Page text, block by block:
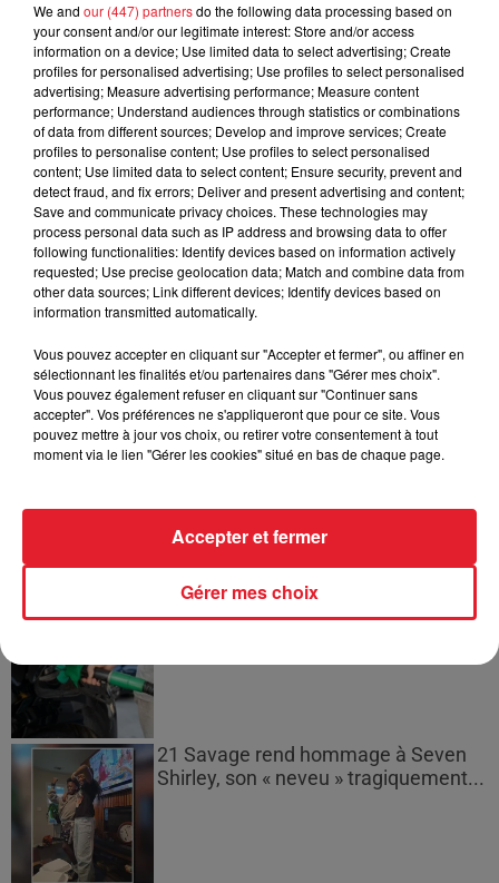
Cassie met fin à une ex-escorte
masculine dans sa bataille...
Des vitres tombent de la tour
Montparnasse : des désaccords
entre...
Incendies en Gironde : encore
l'extinction...
Bouches-du-Rhône : les ossements
Les prix des carburants explosent :
21 Savage rend hommage à Seven
Shirley, son « neveu » tragiquement...
We and our (447) partnersdo the following data processing based on
your consent and/or our legitimate interest: Store and/or access
information on a device; Use limited data to select advertising; Create
profiles for personalised advertising; Use profiles to select personalised
advertising; Measure advertising performance; Measure content
performance; Understand audiences through statistics or combinations
of data from different sources; Develop and improve services; Create
profiles to personalise content; Use profiles to select personalised
content; Use limited data to select content; Ensure security, prevent and
detect fraud, and fix errors; Deliver and present advertising and content;
Save and communicate privacy choices. These technologies may
process personal data such as IP address and browsing data to offer
following functionalities: Identify devices based on information actively
requested; Use precise geolocation data; Match and combine data from
other data sources; Link different devices; Identify devices based on
information transmitted automatically.
Vous pouvez accepter en cliquant sur "Accepter et fermer", ou affiner en
sélectionnant les finalités et/ou partenaires dans "Gérer mes choix".
Vous pouvez également refuser en cliquant sur "Continuer sans
accepter". Vos préférences ne s'appliqueront que pour ce site. Vous
pouvez mettre à jour vos choix, ou retirer votre consentement à tout
moment via le lien "Gérer les cookies" situé en bas de chaque page.
Gérer mes choix
Accepter et fermer